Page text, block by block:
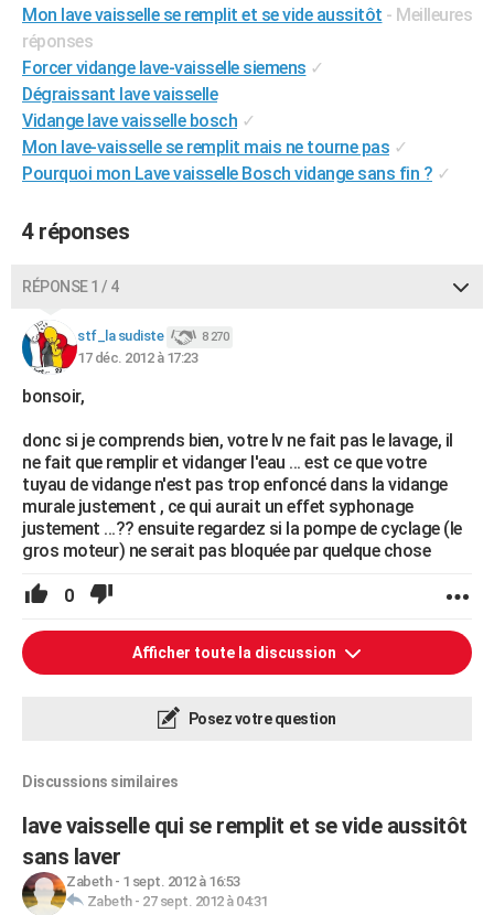
Mon lave vaisselle se remplit et se vide aussitôt - Meilleures
réponses
Forcer vidange lave-vaisselle siemens ✓
Dégraissant lave vaisselle
Vidange lave vaisselle bosch ✓
Mon lave-vaisselle se remplit mais ne tourne pas ✓
Pourquoi mon Lave vaisselle Bosch vidange sans fin ? ✓
4 réponses
RÉPONSE 1 / 4
stf_la sudiste 8 270
17 déc. 2012 à 17:23
bonsoir,
donc si je comprends bien, votre lv ne fait pas le lavage, il
ne fait que remplir et vidanger l'eau ... est ce que votre
tuyau de vidange n'est pas trop enfoncé dans la vidange
murale justement , ce qui aurait un effet syphonage
justement ...?? ensuite regardez si la pompe de cyclage (le
gros moteur) ne serait pas bloquée par quelque chose
0
Afficher toute la discussion
Posez votre question
Discussions similaires
lave vaisselle qui se remplit et se vide aussitôt
sans laver
Zabeth- 1 sept. 2012 à 16:53
Zabeth- 27 sept. 2012 à 04:31